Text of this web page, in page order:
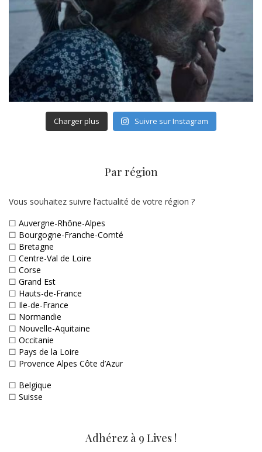
Charger plus Suivre sur Instagram
Par région
Vous souhaitez suivre l’actualité de votre région ?
☐ Auvergne-Rhône-Alpes
☐ Bourgogne-Franche-Comté
☐ Bretagne
☐ Centre-Val de Loire
☐ Corse
☐ Grand Est
☐ Hauts-de-France
☐ Ile-de-France
☐ Normandie
☐ Nouvelle-Aquitaine
☐ Occitanie
☐ Pays de la Loire
☐ Provence Alpes Côte d’Azur
☐ Belgique
☐ Suisse
Adhérez à 9 Lives !